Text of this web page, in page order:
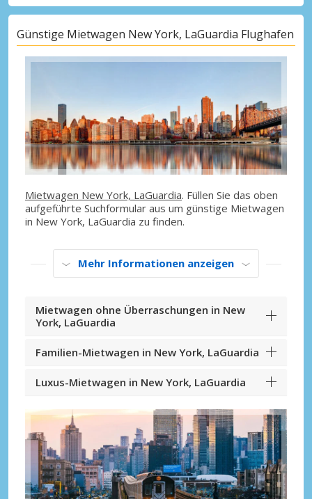
Günstige Mietwagen New York, LaGuardia Flughafen
Mietwagen New York, LaGuardia. Füllen Sie das oben
aufgeführte Suchformular aus um günstige Mietwagen
in New York, LaGuardia zu finden.
Mehr Informationen anzeigen
Mietwagen ohne Überraschungen in New
York, LaGuardia
Familien-Mietwagen in New York, LaGuardia
Luxus-Mietwagen in New York, LaGuardia